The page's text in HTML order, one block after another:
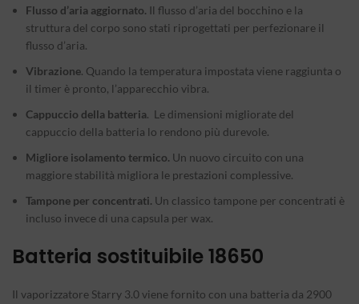
Flusso d’aria aggiornato. Il flusso d’aria del bocchino e la
struttura del corpo sono stati riprogettati per perfezionare il
flusso d’aria.
Vibrazione. Quando la temperatura impostata viene raggiunta o
il timer è pronto, l’apparecchio vibra.
Cappuccio della batteria. Le dimensioni migliorate del
cappuccio della batteria lo rendono più durevole.
Migliore isolamento termico. Un nuovo circuito con una
maggiore stabilità migliora le prestazioni complessive.
Tampone per concentrati. Un classico tampone per concentrati è
incluso invece di una capsula per wax.
Batteria sostituibile 18650
Il vaporizzatore Starry 3.0 viene fornito con una batteria da 2900